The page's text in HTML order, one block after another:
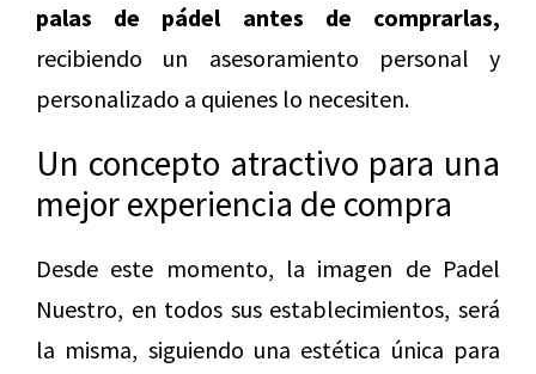
palas de pádel antes de comprarlas,
recibiendo un asesoramiento personal y
personalizado a quienes lo necesiten.
Un concepto atractivo para una
mejor experiencia de compra
Desde este momento, la imagen de Padel
Nuestro, en todos sus establecimientos, será
la misma, siguiendo una estética única para